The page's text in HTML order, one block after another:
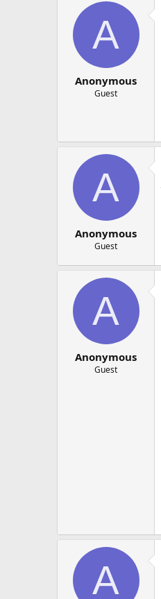
A
Anonymous
Guest
A
Anonymous
Guest
A
Anonymous
Guest
A